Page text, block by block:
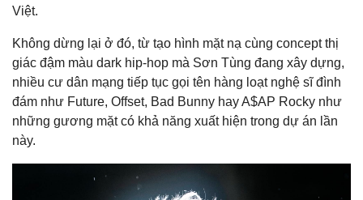
Việt.
Không dừng lại ở đó, từ tạo hình mặt nạ cùng concept thị
giác đậm màu dark hip-hop mà Sơn Tùng đang xây dựng,
nhiều cư dân mạng tiếp tục gọi tên hàng loạt nghệ sĩ đình
đám như Future, Offset, Bad Bunny hay A$AP Rocky như
những gương mặt có khả năng xuất hiện trong dự án lần
này.